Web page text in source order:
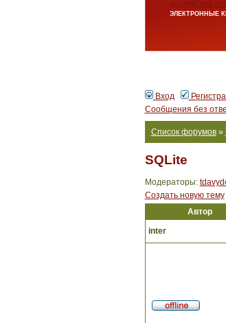
АНГЛИЙСКИЙ
ЭЛЕКТРОННЫЕ
Вход
Сообщения без
Список форумов»
SQLite
Модераторы:
Создать новую тему
Автор
inter